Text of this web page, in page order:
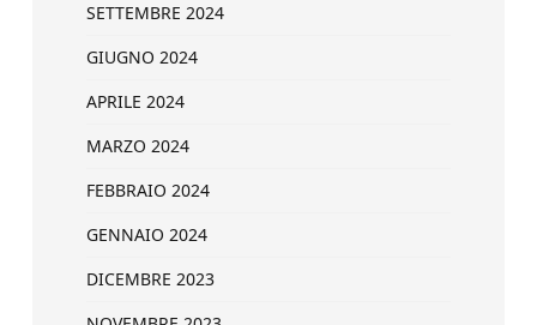
SETTEMBRE 2024
GIUGNO 2024
APRILE 2024
MARZO 2024
FEBBRAIO 2024
GENNAIO 2024
DICEMBRE 2023